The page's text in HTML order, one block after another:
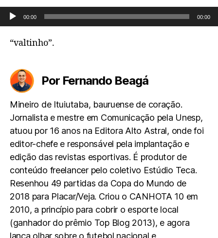
Tocador de áudio
00:00 00:00
“valtinho”.
Por Fernando Beagá
Mineiro de Ituiutaba, bauruense de coração.
Jornalista e mestre em Comunicação pela Unesp,
atuou por 16 anos na Editora Alto Astral, onde foi
editor-chefe e responsável pela implantação e
edição das revistas esportivas. É produtor de
conteúdo freelancer pelo coletivo Estúdio Teca.
Resenhou 49 partidas da Copa do Mundo de
2018 para Placar/Veja. Criou o CANHOTA 10 em
2010, a princípio para cobrir o esporte local
(ganhador do prêmio Top Blog 2013), e agora